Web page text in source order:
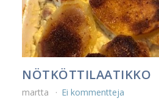
NÖTKÖTTILAATIKKO
martta Ei kommentteja